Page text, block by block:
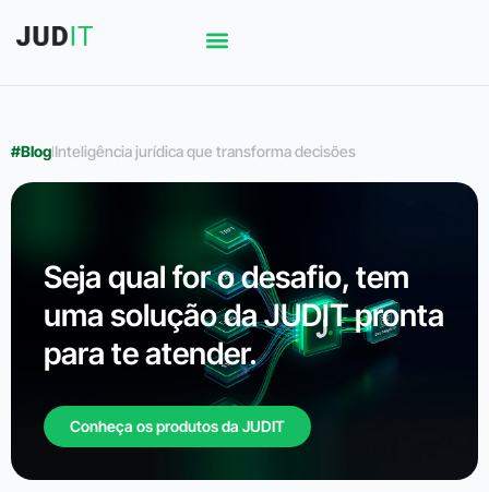
#BloglInteligência jurídica que transforma decisões
Seja qual for o desafio, tem
uma solução da JUDIT pronta
para te atender.
Conheça os produtos da JUDIT